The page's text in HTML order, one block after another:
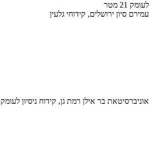
לעומק 21 מטר
עמירם סיון ירושלים, קידוחי גלעין
אוניברסיטאת בר אילן רמת גן, קידוח ניסיון לעומק של